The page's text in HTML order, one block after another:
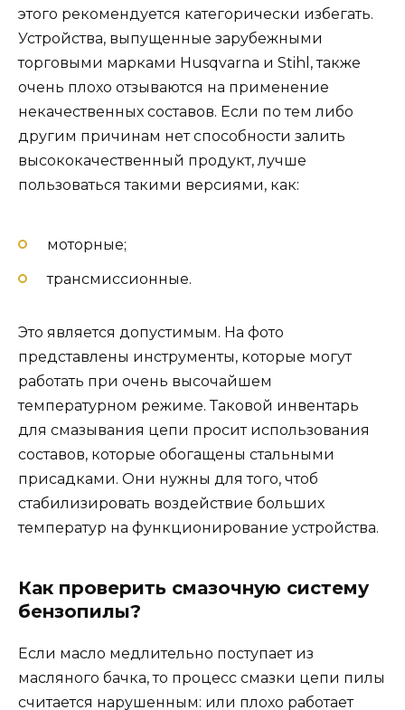
этого рекомендуется категорически избегать.
Устройства, выпущенные зарубежными
торговыми марками Husqvarna и Stihl, также
очень плохо отзываются на применение
некачественных составов. Если по тем либо
другим причинам нет способности залить
высококачественный продукт, лучше
пользоваться такими версиями, как:
моторные;
трансмиссионные.
Это является допустимым. На фото
представлены инструменты, которые могут
работать при очень высочайшем
температурном режиме. Таковой инвентарь
для смазывания цепи просит использования
составов, которые обогащены стальными
присадками. Они нужны для того, чтоб
стабилизировать воздействие больших
температур на функционирование устройства.
Как проверить смазочную систему
бензопилы?
Если масло медлительно поступает из
масляного бачка, то процесс смазки цепи пилы
считается нарушенным: или плохо работает